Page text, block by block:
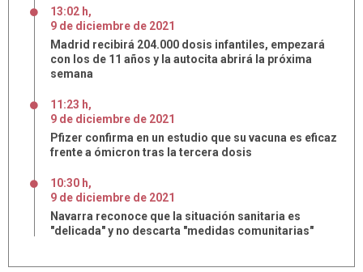
13:02 h,
9 de diciembre de 2021
Madrid recibirá 204.000 dosis infantiles, empezará
con los de 11 años y la autocita abrirá la próxima
semana
11:23 h,
9 de diciembre de 2021
Pfizer confirma en un estudio que su vacuna es eficaz
frente a ómicron tras la tercera dosis
10:30 h,
9 de diciembre de 2021
Navarra reconoce que la situación sanitaria es
"delicada" y no descarta "medidas comunitarias"